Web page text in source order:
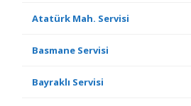
Atatürk Mah. Servisi
Basmane Servisi
Bayraklı Servisi